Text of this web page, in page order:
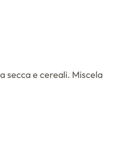
secca e cereali. Miscela